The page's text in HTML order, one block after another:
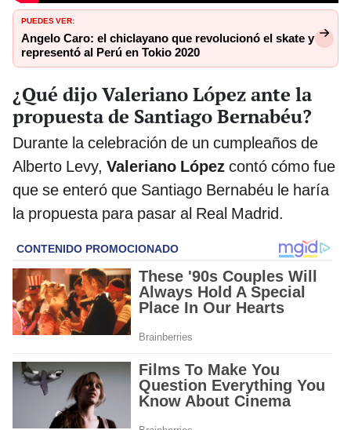
PUEDES VER:
Angelo Caro: el chiclayano que revolucionó el skate y
representó al Perú en Tokio 2020
¿Qué dijo Valeriano López ante la
propuesta de Santiago Bernabéu?
Durante la celebración de un cumpleaños de
Alberto Levy, Valeriano López contó cómo fue
que se enteró que Santiago Bernabéu le haría
la propuesta para pasar al Real Madrid.